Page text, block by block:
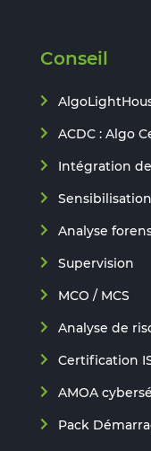
Conseil
ACDC : Algo
Intégration
Analyse
Supervision
MCO / MCS
Analyse de
Certification
AMOA
Pack